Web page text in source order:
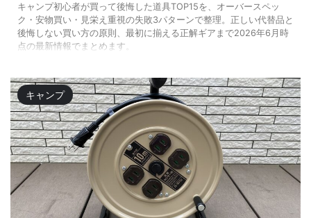
キャンプ初心者が買って後悔した道具TOP15を、オーバースペッ
ク・安物買い・見栄え重視の失敗3パターンで整理。正しい代替品と
後悔しない買い方の原則、最初に揃える正解ギアまで2026年6月時
点の最新情報でまとめます。
キャンプ